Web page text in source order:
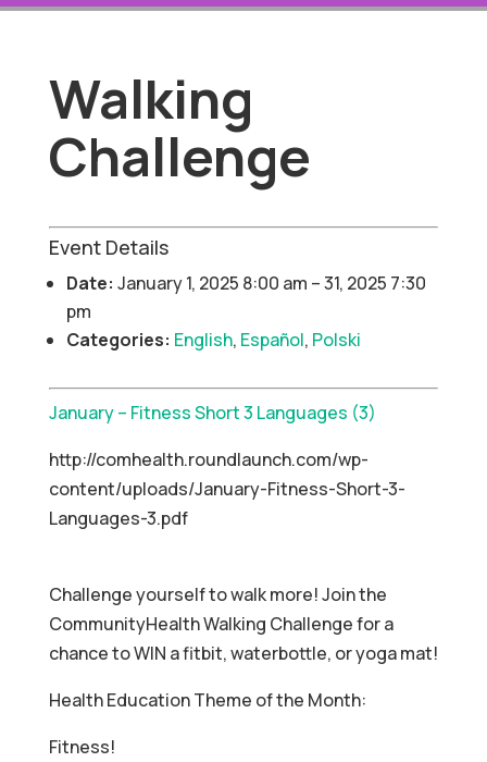
Walking
Challenge
Event Details
Date: January 1, 2025 8:00 am –31, 2025 7:30
pm
Categories: English, Español, Polski
January – Fitness Short 3 Languages (3)
http://comhealth.roundlaunch.com/wp-
content/uploads/January-Fitness-Short-3-
Languages-3.pdf
Challenge yourself to walk more! Join the
CommunityHealth Walking Challenge for a
chance to WIN a fitbit, waterbottle, or yoga mat!
Health Education Theme of the Month:
Fitness!